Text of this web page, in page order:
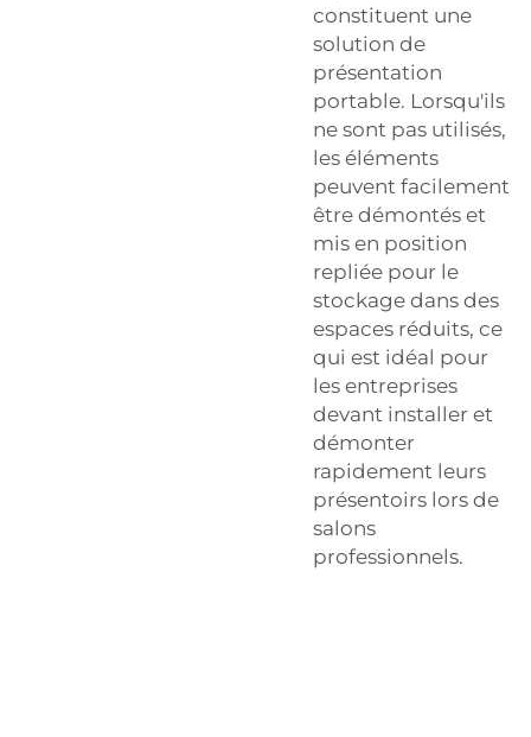
constituent une
solution de
présentation
portable. Lorsqu'ils
ne sont pas utilisés,
les éléments
peuvent facilement
être démontés et
mis en position
repliée pour le
stockage dans des
espaces réduits, ce
qui est idéal pour
les entreprises
devant installer et
démonter
rapidement leurs
présentoirs lors de
salons
professionnels.